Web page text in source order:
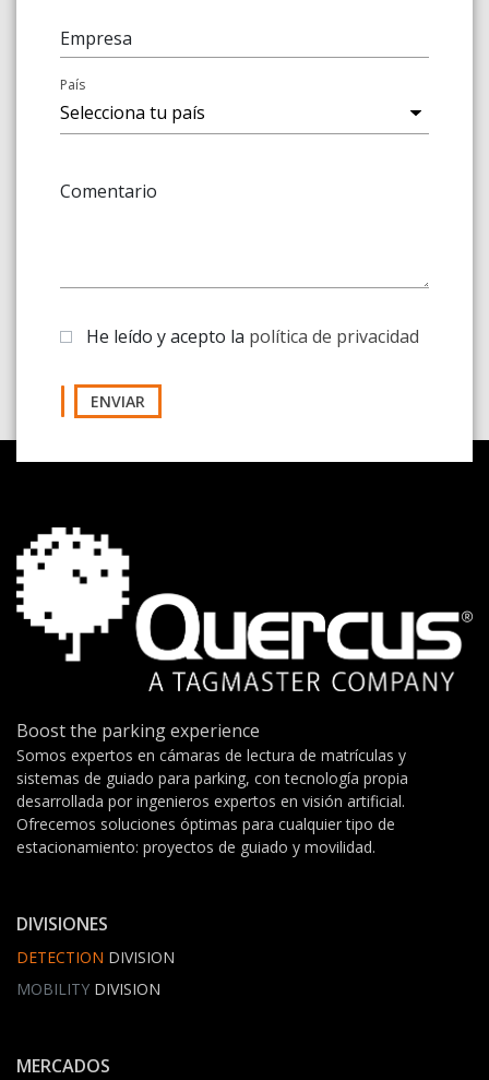
Empresa
País
Comentario
He leído y acepto la política de privacidad
ENVIAR
Boost the parking experience
Somos expertos en cámaras de lectura de matrículas y
sistemas de guiado para parking, con tecnología propia
desarrollada por ingenieros expertos en visión artificial.
Ofrecemos soluciones óptimas para cualquier tipo de
estacionamiento: proyectos de guiado y movilidad.
DIVISIONES
DETECTION DIVISION
MOBILITY DIVISION
MERCADOS